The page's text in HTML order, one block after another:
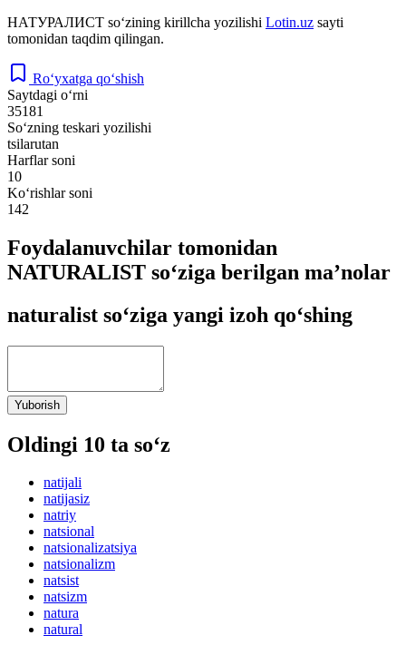
НАТУРАЛИСТ so‘zining kirillcha yozilishi Lotin.uz sayti
tomonidan taqdim qilingan.
Ro‘yxatga qo‘shish
Saytdagi o‘rni
35181
So‘zning teskari yozilishi
tsilarutan
Harflar soni
10
Ko‘rishlar soni
142
Foydalanuvchilar tomonidan
NATURALIST so‘ziga berilgan ma’nolar
naturalist so‘ziga yangi izoh qo‘shing
Yuborish
Oldingi 10 ta so‘z
natijali
natijasiz
natriy
natsional
natsionalizatsiya
natsionalizm
natsist
natsizm
natura
natural